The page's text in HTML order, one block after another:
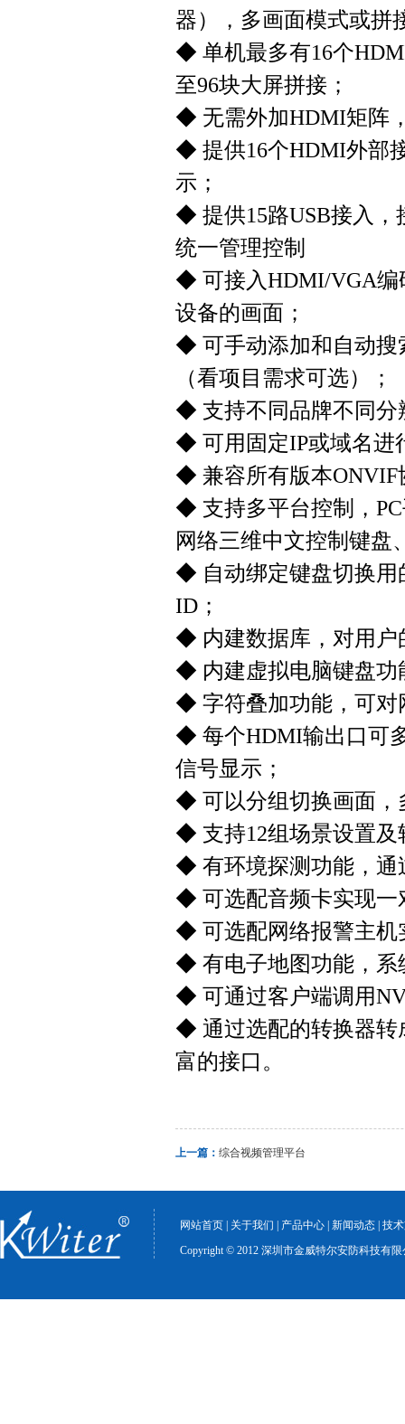
器），多画面模式或拼
◆ 单机最多有16个
至96块大屏拼接；
◆ 无需外加HDMI矩阵
◆ 提供16个HDMI外部
示；
◆ 提供15路USB接入，
统一管理控制
◆ 可接入HDMI/VGA编
设备的画面；
◆ 可手动添加和自动搜
（看项目需求可选）；
◆ 支持不同品牌不同分
◆ 可用固定IP或域名进
◆ 兼容所有版本ONVIF
◆ 支持多平台控制，
网络三维中文控制键盘
◆ 自动绑定键盘切换用
ID；
◆ 内建数据库，对用户
◆ 内建虚拟电脑键盘功
◆ 字符叠加功能，可对
◆ 每个HDMI输出口可
信号显示；
◆ 可以分组切换画面，
◆ 支持12组场景设置及
◆ 有环境探测功能，通
◆ 可选配音频卡实现一
◆ 可选配网络报警主机
◆ 有电子地图功能，系
◆ 可通过客户端调用
◆ 通过选配的转换器转
富的接口。
上一篇： 综合视频管理平台
网站首页 关于我们 产品中心 新闻动态 技
Copyright © 2012 深圳市金威特尔安防科技